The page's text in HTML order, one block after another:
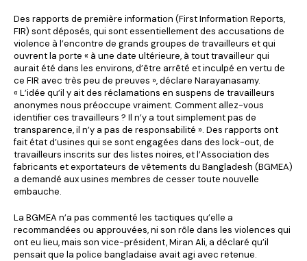
Des rapports de première information (First Information Reports,
FIR) sont déposés, qui sont essentiellement des accusations de
violence à l’encontre de grands groupes de travailleurs et qui
ouvrent la porte « à une date ultérieure, à tout travailleur qui
aurait été dans les environs, d’être arrêté et inculpé en vertu de
ce FIR avec très peu de preuves », déclare Narayanasamy.
« L’idée qu’il y ait des réclamations en suspens de travailleurs
anonymes nous préoccupe vraiment. Comment allez-vous
identifier ces travailleurs ? Il n’y a tout simplement pas de
transparence, il n’y a pas de responsabilité ». Des rapports ont
fait état d’usines qui se sont engagées dans des lock-out, de
travailleurs inscrits sur des listes noires, et l’Association des
fabricants et exportateurs de vêtements du Bangladesh (BGMEA)
a demandé aux usines membres de cesser toute nouvelle
embauche.
La BGMEA n’a pas commenté les tactiques qu’elle a
recommandées ou approuvées, ni son rôle dans les violences qui
ont eu lieu, mais son vice-président, Miran Ali, a déclaré qu’il
pensait que la police bangladaise avait agi avec retenue.